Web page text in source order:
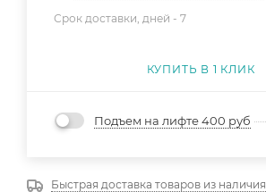
Срок доставки, дней - 7
КУПИТЬ В 1 КЛИК
Подъем на лифте 400 руб
Быстрая доставка товаров из наличия